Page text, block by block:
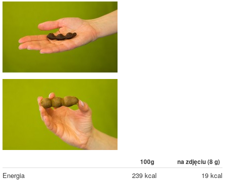
100g na zdjęciu (8 g)
Energia 239 kcal
19 kcal